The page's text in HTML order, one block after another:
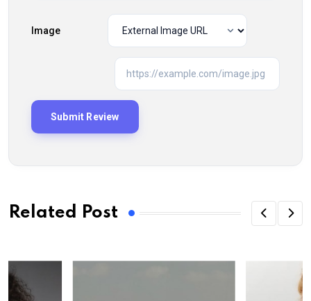
Image
Related Post